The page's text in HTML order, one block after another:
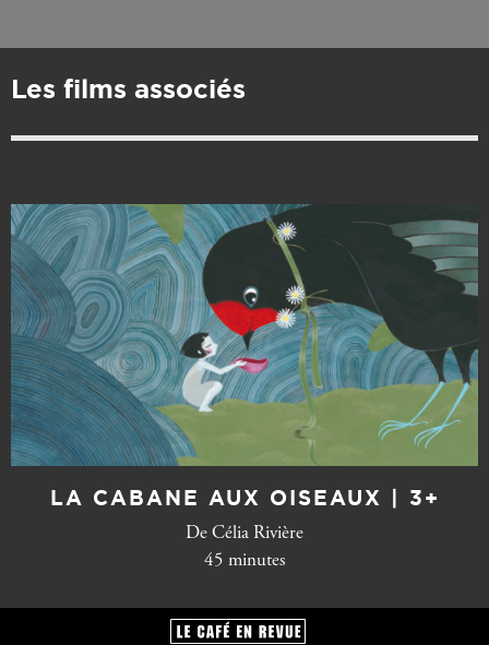
Les films associés
LA CABANE AUX OISEAUX | 3+
De Célia Rivière
45 minutes